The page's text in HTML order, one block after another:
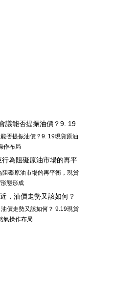
議能否提振油價？9. 19
為阻礙原油市場的再平
成
，油價走勢又該如何？
操作布局